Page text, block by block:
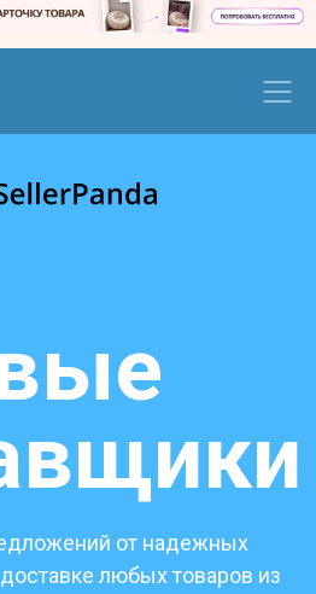
от надежных
любых товаров из